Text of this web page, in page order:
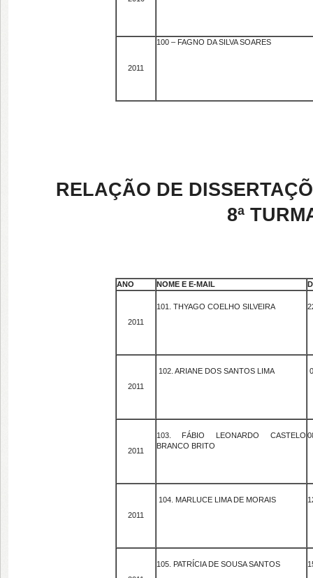
2011
100 – FAGNO DA SILVA SOARES
RELAÇÃO DE
8ª
ANO NOME E E-MAIL
2011
101. THYAGO COELHO SILVEIRA
2011
102. ARIANE DOS SANTOS LIMA
2011
103. FÁBIO LEONARDO CASTELO
BRANCO BRITO
2011
104. MARLUCE LIMA DE MORAIS
105. PATRÍCIA DE SOUSA SANTOS